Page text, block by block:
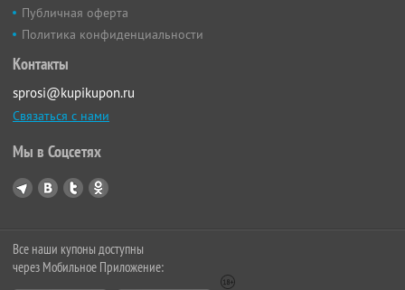
Публичная оферта
Политика конфиденциальности
Контакты
sprosi@kupikupon.ru
Связаться с нами
Мы в Соцсетях
Все наши купоны доступны
через Мобильное Приложение: